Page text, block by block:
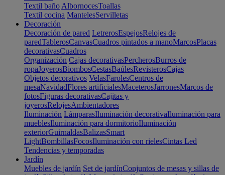
Textil baño AlbornocesToallas
Textil cocina MantelesServilletas
Decoración
Decoración de pared LetrerosEspejosRelojes de
paredTablerosCanvasCuadros pintados a manoMarcosPlacas
decorativasCuadros
Organización Cajas decorativasPercherosBurros de
ropaJoyerosBiombosCestasBaúlesRevisterosCajas
Objetos decorativos VelasFarolesCentros de
mesaNavidadFlores artificialesMaceterosJarronesMarcos de
fotosFiguras decorativasCajitas y
joyerosRelojesAmbientadores
Iluminación LámparasIluminación decorativaIluminación para
mueblesIluminación para dormitorioIluminación
exteriorGuirnaldasBalizasSmart
LightBombillasFocosIluminación con rielesCintas Led
Tendencias y temporadas
Jardín
Muebles de jardín Set de jardínConjuntos de mesas y sillas de